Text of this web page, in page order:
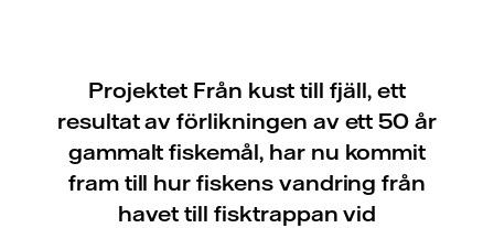
Projektet Från kust till fjäll, ett
resultat av förlikningen av ett 50 år
gammalt fiskemål, har nu kommit
fram till hur fiskens vandring från
havet till fisktrappan vid